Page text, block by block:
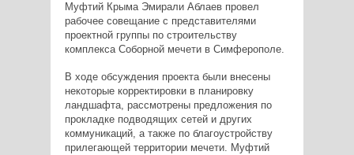
Муфтий Крыма Эмирали Аблаев провел
рабочее совещание с представителями
проектной группы по строительству
комплекса Соборной мечети в Симферополе.
В ходе обсуждения проекта были внесены
некоторые корректировки в планировку
ландшафта, рассмотрены предложения по
прокладке подводящих сетей и других
коммуникаций, а также по благоустройству
прилегающей территории мечети. Муфтий